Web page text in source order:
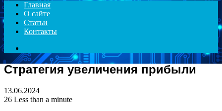
Главная
О сайте
Статьи
Контакты
for
Стратегия увеличения прибыли
13.06.2024
26 Less than a minute